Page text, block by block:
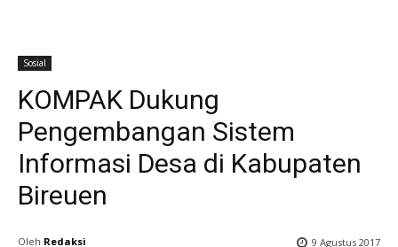
Sosial
KOMPAK Dukung
Pengembangan Sistem
Informasi Desa di Kabupaten
Bireuen
Oleh Redaksi 9 Agustus 2017